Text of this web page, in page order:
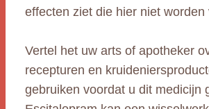
effecten ziet die hier niet worden
Vertel het uw arts of apotheker
recepturen en
gebruiken voordat u dit medicijn